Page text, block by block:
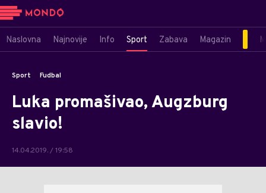
Naslovna Najnovije Info Sport Zabava Magazin
Sport Fudbal
Luka promašivao, Augzburg
slavio!
14.04.2019. / 19:58